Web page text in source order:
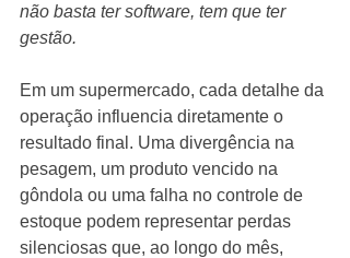
não basta ter software, tem que ter
gestão.
Em um supermercado, cada detalhe da
operação influencia diretamente o
resultado final. Uma divergência na
pesagem, um produto vencido na
gôndola ou uma falha no controle de
estoque podem representar perdas
silenciosas que, ao longo do mês,